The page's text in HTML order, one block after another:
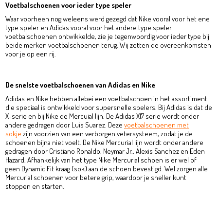
Voetbalschoenen voor ieder type speler
Waar voorheen nog weleens werd gezegd dat Nike vooral voor het ene
type speler en Adidas vooral voor het andere type speler
voetbalschoenen ontwikkelde, zie je tegenwoordig voor ieder type bij
beide merken voetbalschoenen terug. Wij zetten de overeenkomsten
voor je op een rij.
De snelste voetbalschoenen van Adidas en Nike
Adidas en Nike hebben allebei een voetbalschoen in het assortiment
die speciaal is ontwikkeld voor supersnelle spelers. Bij Adidas is dat de
X-serie en bij Nike de Mercuial lijn. De Adidas X17 serie wordt onder
andere gedragen door Luis Suarez. Dezevoetbalschoenen met
sokje zijn voorzien van een verborgen vetersysteem, zodat je de
schoenen bijna niet voelt. De Nike Mercurial lijn wordt onder andere
gedragen door Cristiano Ronaldo, Neymar Jr., Alexis Sanchez en Eden
Hazard. Afhankelijk van het type Nike Mercurial schoen is er wel of
geen Dynamic Fit kraag (sok) aan de schoen bevestigd. Wel zorgen alle
Mercurial schoenen voor betere grip, waardoor je sneller kunt
stoppen en starten.